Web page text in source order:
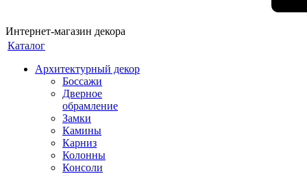
Интернет-магазин декора
Каталог
Архитектурный декор
Боссажи
Дверное
обрамление
Замки
Камины
Карниз
Колонны
Консоли